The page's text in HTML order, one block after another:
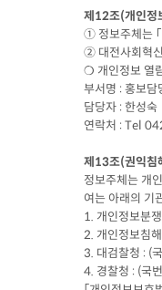
제12조(개인정
① 정보주체는 ｢
② 대전사회혁
❍ 개인정보
부서명 : 홍
담당자 :
연락처 : Tel
제13조(권익침
정보주체는 개
여는 아래의 기
1. 개인정보분
2. 개인정보침
3. 대검찰청 : (
4. 경찰청 : (국